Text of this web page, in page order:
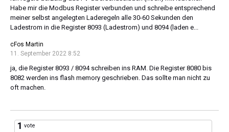
Habe mir die Modbus Register verbunden und schreibe entsprechend
meiner selbst angelegten Laderegeln alle 30-60 Sekunden den
Ladestrom in die Register 8093 (Ladestrom) und 8094 (laden e...
cFos Martin
11. September 2022 8:52
ja, die Register 8093 / 8094 schreiben ins RAM. Die Register 8080 bis
8082 werden ins flash memory geschrieben. Das sollte man nicht zu
oft machen.
1 vote